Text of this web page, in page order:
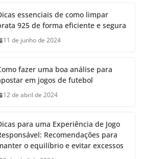
essenciais de como limpar
925 de forma eficiente e segura
11 de junho de 2024
fazer uma boa análise para
em jogos de futebol
12 de abril de 2024
para uma Experiência de Jogo
Recomendações para
o equilíbrio e evitar excessos